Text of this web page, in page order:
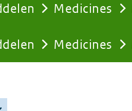
Medicines
Medicines